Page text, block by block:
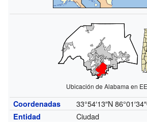
Ubicación de Alabama en
Coordenadas 33°54′13″N
Entidad
Ciudad